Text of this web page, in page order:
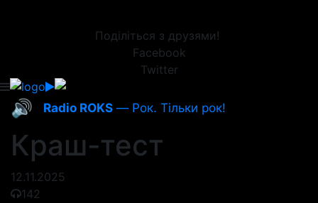
Поділіться з друзями!
Facebook
Twitter
🔊 Radio ROKS — Рок. Тільки рок!
Краш-тест
12.11.2025
142